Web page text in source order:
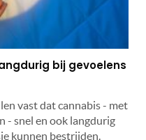
bij gevoelens
vast dat cannabis - met
- snel en ook langdurig
kunnen bestrijden.